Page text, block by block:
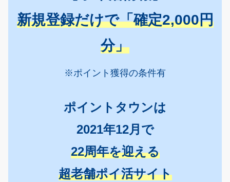
新規登録だけで「確定2,000円
分」
※ポイント獲得の条件有
ポイントタウンは
2021年12月で
22周年を迎える
超老舗ポイ活サイト